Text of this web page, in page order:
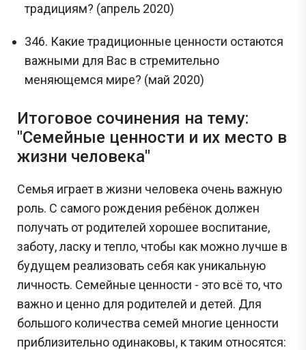
традициям? (апрель 2020)
346. Какие традиционные ценности остаются
важными для Вас в стремительно
меняющемся мире? (май 2020)
Итоговое сочинения на тему:
"Семейные ценности и их место в
жизни человека"
Семья играет в жизни человека очень важную
роль. С самого рождения ребёнок должен
получать от родителей хорошее воспитание,
заботу, ласку и тепло, чтобы как можно лучше в
будущем реализовать себя как уникальную
личность. Семейные ценности - это всё то, что
важно и ценно для родителей и детей. Для
большого количества семей многие ценности
приблизительно одинаковы, к таким относятся: